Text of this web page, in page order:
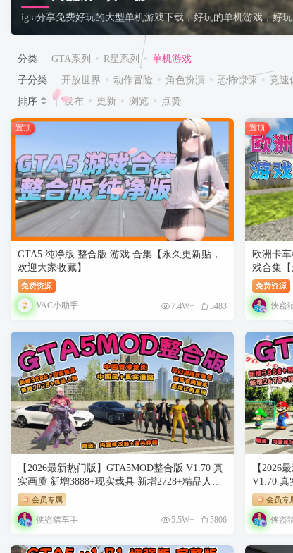
igta分享免费好玩的大型单机游戏下载，好玩的单机游戏，好
分类 GTA系列 R星系列
单机游戏
子分类
开放世界 动作冒险 角色扮演 恐怖惊悚 竞速
排序
发布 更新 浏览 点赞
置顶
GTA5 纯净版 整合版 游戏 合集【永久更新贴，
欢迎大家收藏】
免费资源
VAC小助手.. 7.4W+ 5483
置顶
欧洲卡
戏合集【
免费资源
侠盗
【2026最新热门版】GTA5MOD整合版 V1.70 真
实画质 新增3888+现实载具 新增2728+精品人物
中国风+中国香港地图 真实道路+各种名牌店 科
幻混搭武器包 超多有趣脚本 新增任务系统 [赠
送：修改器 运行库 无限金币 通关存档]【244
会员专属
侠盗猎车手 5.5W+ 5806
【2026
V1.70 真
2698+精
种名牌店
本 新增
会员专
侠盗